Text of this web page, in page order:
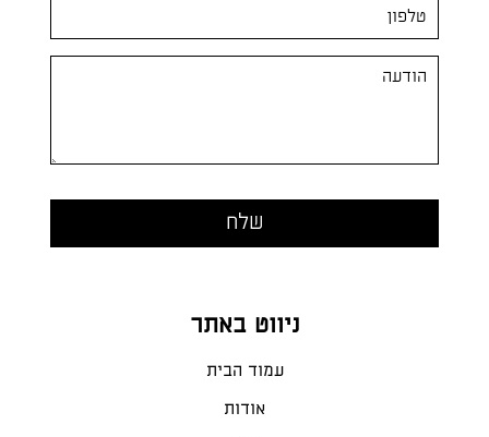
ניווט באתר
עמוד הבית
אודות